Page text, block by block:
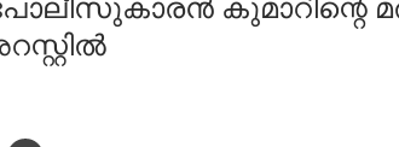
കുമാറിന്റെ